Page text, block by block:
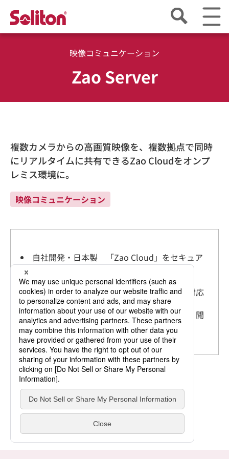
映像コミュニケーション
Zao Server
複数カメラからの高画質映像を、複数拠点で同時
にリアルタイムに共有できるZao Cloudをオンプ
レミス環境に。
映像コミュニケーション
自社開発・日本製 「Zao Cloud」をセキュア
インターネット経由だけでなく閉域網にも対応
離れた現場の映像を複数拠点で同時に共有・閲
覧